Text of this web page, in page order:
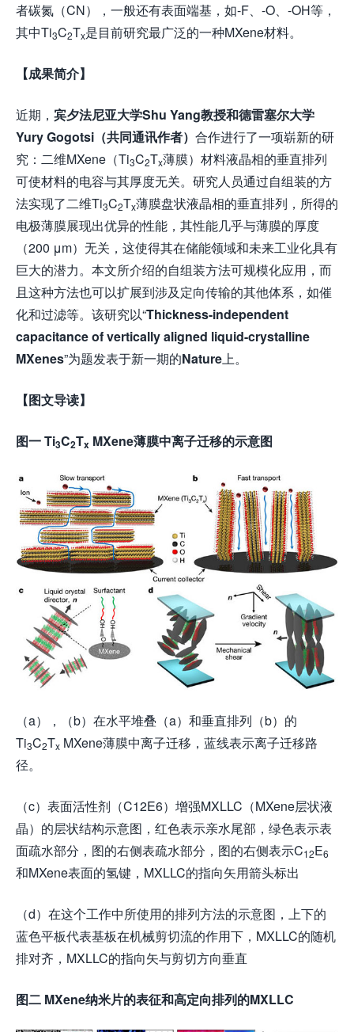
者碳氮（CN），一般还有表面端基，如-F、-O、-OH等，
其中Ti3C2Tx是目前研究最广泛的一种MXene材料。
【成果简介】
近期， 宾夕法尼亚大学Shu Yang教授和德雷塞尔大学
Yury Gogotsi（共同通讯作者） 合作进行了一项崭新的研
究：二维MXene（Ti3C2Tx薄膜）材料液晶相的垂直排列
可使材料的电容与其厚度无关。研究人员通过自组装的方
法实现了二维Ti3C2Tx薄膜盘状液晶相的垂直排列，所得的
电极薄膜展现出优异的性能，其性能几乎与薄膜的厚度
（200 μm）无关，这使得其在储能领域和未来工业化具有
巨大的潜力。本文所介绍的自组装方法可规模化应用，而
且这种方法也可以扩展到涉及定向传输的其他体系，如催
化和过滤等。该研究以“Thickness-independent
capacitance of vertically aligned liquid-crystalline
MXenes”为题发表于新一期的Nature上。
【图文导读】
图一 Ti3C2Tx MXene薄膜中离子迁移的示意图
（a），（b）在水平堆叠（a）和垂直排列（b）的
Ti3C2Tx MXene薄膜中离子迁移，蓝线表示离子迁移路
径。
（c）表面活性剂（C12E6）增强MXLLC（MXene层状液
晶）的层状结构示意图，红色表示亲水尾部，绿色表示表
面疏水部分，图的右侧表疏水部分，图的右侧表示C12E6
和MXene表面的氢键，MXLLC的指向矢用箭头标出
（d）在这个工作中所使用的排列方法的示意图，上下的
蓝色平板代表基板在机械剪切流的作用下，MXLLC的随机
排对齐，MXLLC的指向矢与剪切方向垂直
图二 MXene纳米片的表征和高定向排列的MXLLC